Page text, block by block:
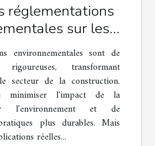
réglementations
sur les
construction
environnementales sont de
transformant
secteur de la construction.
minimiser l'impact de la
l'environnement et de
plus durables. Mais
réelles...